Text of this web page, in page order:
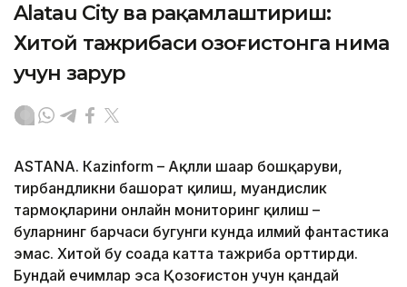
Alatau City ва рақамлаштириш:
Хитой тажрибаси Қозоғистонга нима
учун зарур
ASTANА. Кazinform – Ақлли шаҳар бошқаруви,
тирбандликни башорат қилиш, муҳандислик
тармоқларини онлайн мониторинг қилиш –
буларнинг барчаси бугунги кунда илмий фантастика
эмас. Хитой бу соҳада катта тажриба орттирди.
Бундай ечимлар эса Қозоғистон учун қандай